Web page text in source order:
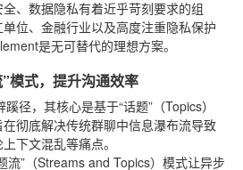
全、数据隐私有着近乎苛刻要求的组
位、金融行业以及高度注重隐私保护
是无可替代的理想方案。
模式，提升沟通效率
径，其核心是基于“话题”（Topics）
彻底解决传统群聊中信息瀑布流导致
下文混乱等痛点。
流”（Streams and Topics）模式让异步